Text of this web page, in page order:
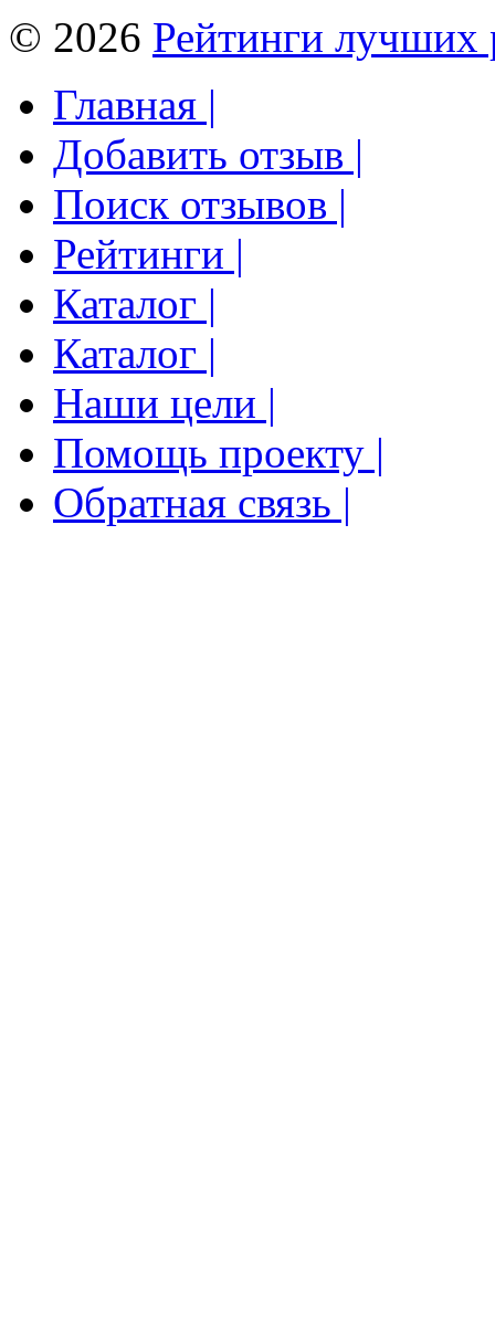
© 2026 Рейтинги лучших
Главная |
Добавить отзыв |
Поиск отзывов |
Рейтинги |
Каталог |
Каталог |
Наши цели |
Помощь проекту |
Обратная связь |